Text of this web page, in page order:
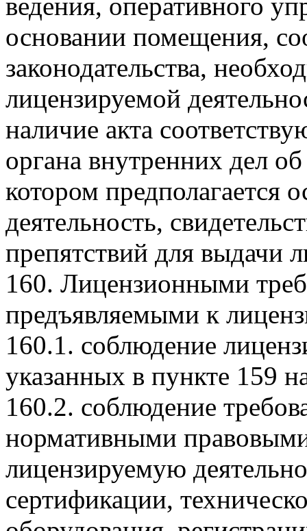
основании помещения,
законодательства,
лицензируемой
наличие акта
органа внутренних дел
котором предполагается
деятельность,
препятствий для выдачи
160. Лицензионными
предъявляемыми к
160.1. соблюдение
указанных в пункте 159
160.2. соблюдение
нормативными
лицензируемую
сертификации,